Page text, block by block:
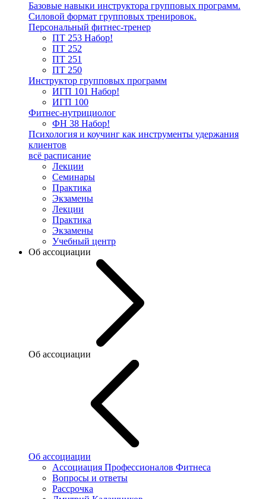
Базовые навыки инструктора групповых программ.
Силовой формат групповых тренировок.
Персональный фитнес-тренер
ПТ 253 Набор!
ПТ 252
ПТ 251
ПТ 250
Инструктор групповых программ
ИГП 101 Набор!
ИГП 100
Фитнес-нутрициолог
ФН 38 Набор!
Психология и коучинг как инструменты удержания
клиентов
всё расписание
Лекции
Семинары
Практика
Экзамены
Лекции
Практика
Экзамены
Учебный центр
Об ассоциации
Об ассоциации
Об ассоциации
Ассоциация Профессионалов Фитнеса
Вопросы и ответы
Рассрочка